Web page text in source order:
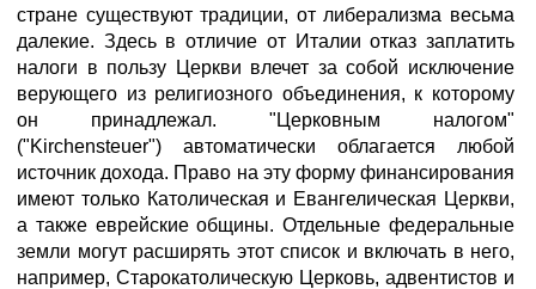
стране существуют традиции, от либерализма весьма
далекие. Здесь в отличие от Италии отказ заплатить
налоги в пользу Церкви влечет за собой исключение
верующего из религиозного объединения, к которому
он принадлежал. "Церковным налогом"
("Kirchensteuer") автоматически облагается любой
источник дохода. Право на эту форму финансирования
имеют только Католическая и Евангелическая Церкви,
а также еврейские общины. Отдельные федеральные
земли могут расширять этот список и включать в него,
например, Старокатолическую Церковь, адвентистов и